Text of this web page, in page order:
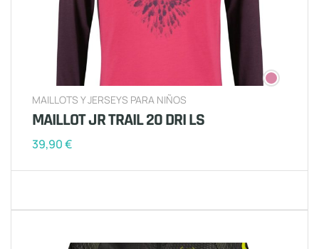
MAILLOTS Y JERSEYS PARA NIÑOS
MAILLOT JR TRAIL 20 DRI LS
39,90€